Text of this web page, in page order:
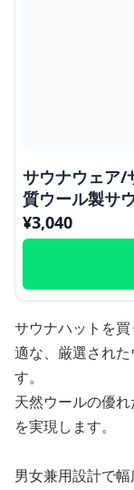
サウナウェア
質ウール製サ
¥3,040
サウナハットを
適な、厳選され
す。
天然ウールの優
を実現します。
男女兼用設計で